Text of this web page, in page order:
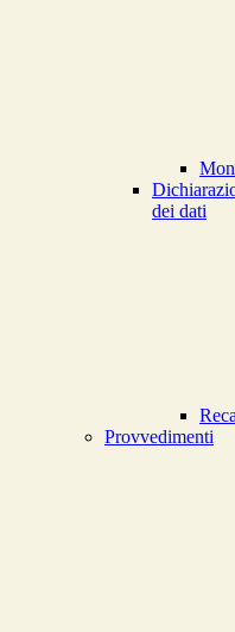
dei dati
Provvedimenti